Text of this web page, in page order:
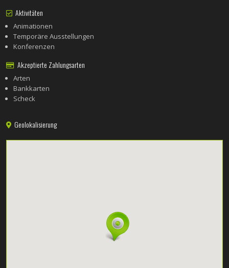
Aktivitäten
Animationen
Temporäre Ausstellungen
Konferenzen
Akzeptierte Zahlungsarten
Arten
Bankkarten
Scheck
Geolokalisierung